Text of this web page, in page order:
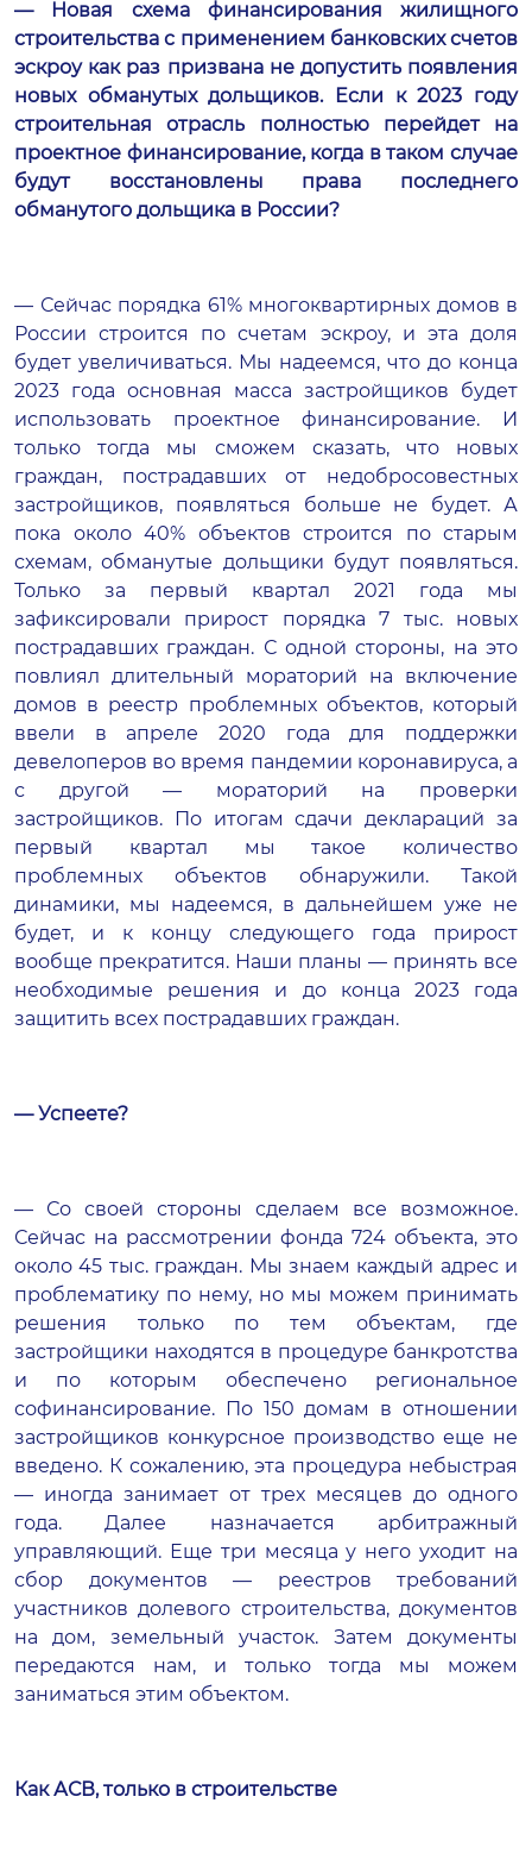
— Новая схема финансирования жилищного
строительства с применением банковских счетов
эскроу как раз призвана не допустить появления
новых обманутых дольщиков. Если к 2023 году
строительная отрасль полностью перейдет на
проектное финансирование, когда в таком случае
будут восстановлены права последнего
обманутого дольщика в России?
— Сейчас порядка 61% многоквартирных домов в
России строится по счетам эскроу, и эта доля
будет увеличиваться. Мы надеемся, что до конца
2023 года основная масса застройщиков будет
использовать проектное финансирование. И
только тогда мы сможем сказать, что новых
граждан, пострадавших от недобросовестных
застройщиков, появляться больше не будет. А
пока около 40% объектов строится по старым
схемам, обманутые дольщики будут появляться.
Только за первый квартал 2021 года мы
зафиксировали прирост порядка 7 тыс. новых
пострадавших граждан. С одной стороны, на это
повлиял длительный мораторий на включение
домов в реестр проблемных объектов, который
ввели в апреле 2020 года для поддержки
девелоперов во время пандемии коронавируса, а
с другой — мораторий на проверки
застройщиков. По итогам сдачи деклараций за
первый квартал мы такое количество
проблемных объектов обнаружили. Такой
динамики, мы надеемся, в дальнейшем уже не
будет, и к концу следующего года прирост
вообще прекратится. Наши планы — принять все
необходимые решения и до конца 2023 года
защитить всех пострадавших граждан.
— Успеете?
— Со своей стороны сделаем все возможное.
Сейчас на рассмотрении фонда 724 объекта, это
около 45 тыс. граждан. Мы знаем каждый адрес и
проблематику по нему, но мы можем принимать
решения только по тем объектам, где
застройщики находятся в процедуре банкротства
и по которым обеспечено региональное
софинансирование. По 150 домам в отношении
застройщиков конкурсное производство еще не
введено. К сожалению, эта процедура небыстрая
— иногда занимает от трех месяцев до одного
года. Далее назначается арбитражный
управляющий. Еще три месяца у него уходит на
сбор документов — реестров требований
участников долевого строительства, документов
на дом, земельный участок. Затем документы
передаются нам, и только тогда мы можем
заниматься этим объектом.
Как АСВ, только в строительстве